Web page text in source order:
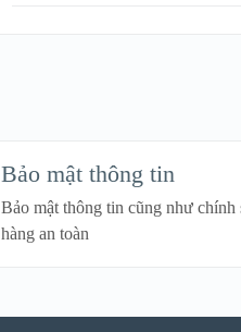
Bảo mật thông tin
Bảo mật thông tin cũng như chính
hàng an toàn